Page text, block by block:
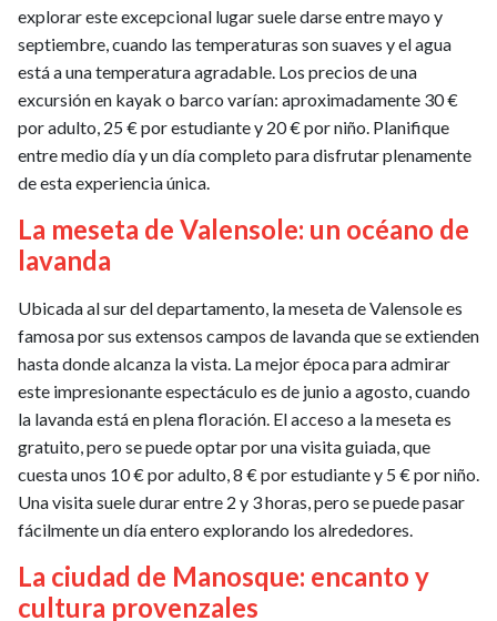
explorar este excepcional lugar suele darse entre mayo y
septiembre, cuando las temperaturas son suaves y el agua
está a una temperatura agradable. Los precios de una
excursión en kayak o barco varían: aproximadamente 30 €
por adulto, 25 € por estudiante y 20 € por niño. Planifique
entre medio día y un día completo para disfrutar plenamente
de esta experiencia única.
La meseta de Valensole: un océano de
lavanda
Ubicada al sur del departamento, la meseta de Valensole es
famosa por sus extensos campos de lavanda que se extienden
hasta donde alcanza la vista. La mejor época para admirar
este impresionante espectáculo es de junio a agosto, cuando
la lavanda está en plena floración. El acceso a la meseta es
gratuito, pero se puede optar por una visita guiada, que
cuesta unos 10 € por adulto, 8 € por estudiante y 5 € por niño.
Una visita suele durar entre 2 y 3 horas, pero se puede pasar
fácilmente un día entero explorando los alrededores.
La ciudad de Manosque: encanto y
cultura provenzales